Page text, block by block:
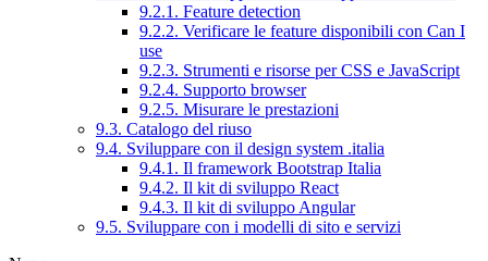
9.2.1. Feature detection
9.2.2. Verificare le feature disponibili con Can I
use
9.2.3. Strumenti e risorse per CSS e JavaScript
9.2.4. Supporto browser
9.2.5. Misurare le prestazioni
9.3. Catalogo del riuso
9.4. Sviluppare con il design system .italia
9.4.1. Il framework Bootstrap Italia
9.4.2. Il kit di sviluppo React
9.4.3. Il kit di sviluppo Angular
9.5. Sviluppare con i modelli di sito e servizi